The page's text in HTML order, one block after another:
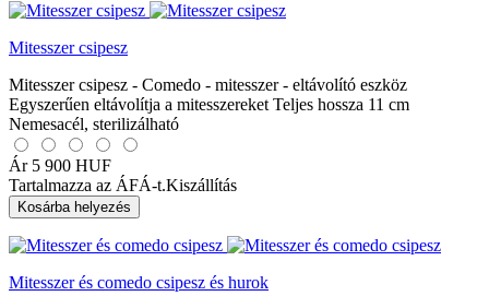
Mitesszer csipesz
Mitesszer csipesz - Comedo - mitesszer - eltávolító eszköz
Egyszerűen eltávolítja a mitesszereket Teljes hossza 11 cm
Nemesacél, sterilizálható
Ár 5 900 HUF
Tartalmazza az ÁFÁ-t.Kiszállítás
Kosárba helyezés
Mitesszer és comedo csipesz és hurok